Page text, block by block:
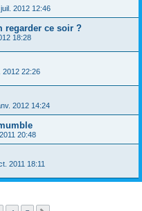
2012 12:46
regarder ce soir ?
18:28
2012 22:26
2012 14:24
20:48
2011 18:11